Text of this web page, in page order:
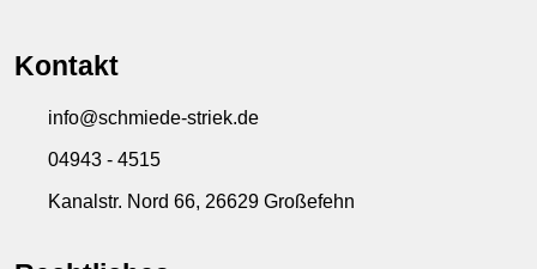
Kontakt
info@schmiede-striek.de
04943 - 4515
Kanalstr. Nord 66, 26629 Großefehn